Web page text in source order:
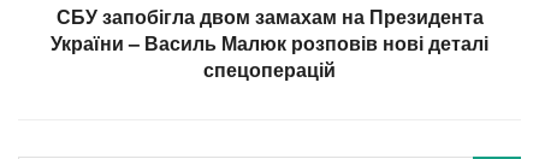
СБУ запобігла двом замахам на Президента
України – Василь Малюк розповів нові деталі
спецоперацій